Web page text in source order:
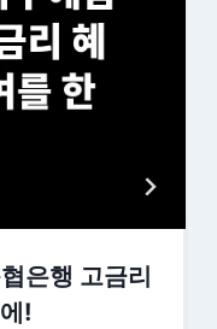
은행 고금리
!